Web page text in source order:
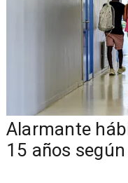
Alarmante
15 años